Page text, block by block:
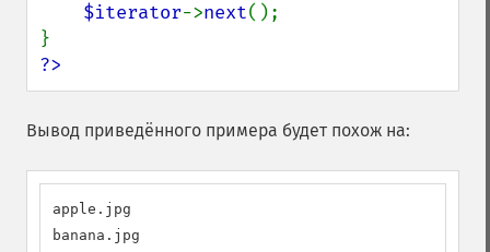
$iterator->next();
?>
Вывод приведённого примера будет похож на:
apple.jpg
banana.jpg